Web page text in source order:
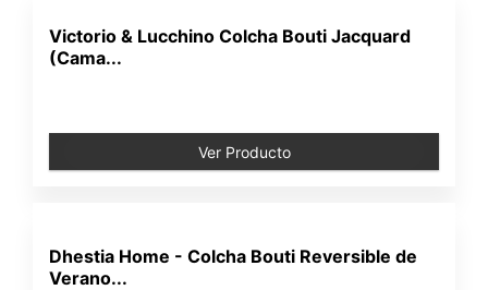
Victorio & Lucchino Colcha Bouti Jacquard
(Cama...
Ver Producto
Dhestia Home - Colcha Bouti Reversible de
Verano...